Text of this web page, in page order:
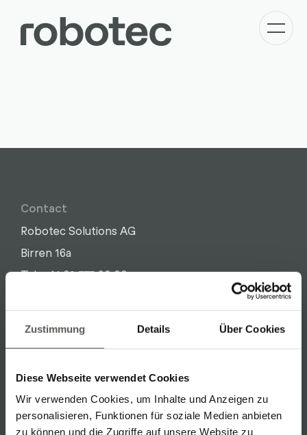
Zustimmung Details Über Cookies
Diese Webseite verwendet Cookies
Wir verwenden Cookies, um Inhalte und Anzeigen zu
personalisieren, Funktionen für soziale Medien anbieten
zu können und die Zugriffe auf unsere Website zu
Contact
Robotec Solutions AG
Birren 16a
Tel: +41 62 775 90 00
Write Copy
Call Copy
Social Media
Linkedin
Instagram
YouTube
General
Media & Downloads
Imprint & Privacy policy
Cookie Policy
More links